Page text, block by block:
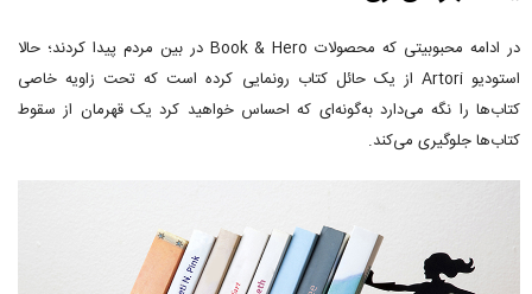
در ادامه محبوبیتی که محصولات Book & Hero در بین مردم پیدا کردند؛ حالا
استودیو Artori از یک حائل کتاب رونمایی کرده است که تحت زاویه خاصی
کتاب‌ها را نگه می‌دارد به‌گونه‌ای که احساس خواهید کرد یک قهرمان از سقوط
کتاب‌ها جلوگیری می‌کند.